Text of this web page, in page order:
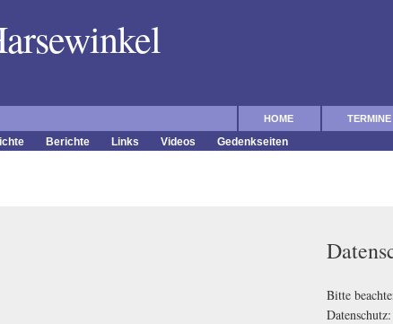
HOME TERMINE
Berichte Links Videos Gedenkseiten
Bitte
Datenschutz: